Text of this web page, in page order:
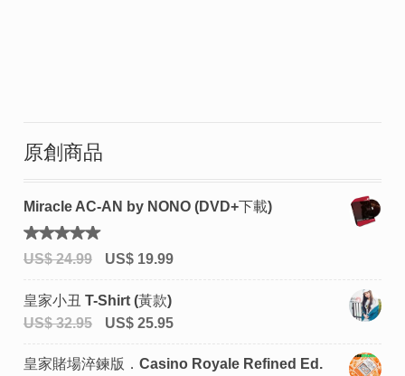
原創商品
Miracle AC-AN by NONO (DVD+下載)
評分
5.00滿
US$24.99 US$19.99
皇家小丑 T-Shirt (黃款)
US$32.95 US$25.95
皇家賭場淬鍊版．Casino Royale Refined Ed.